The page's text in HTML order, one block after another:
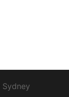
Sydney